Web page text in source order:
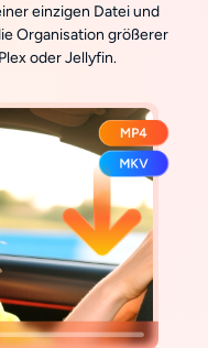
einzigen Datei und
Organisation größerer
oder Jellyfin.